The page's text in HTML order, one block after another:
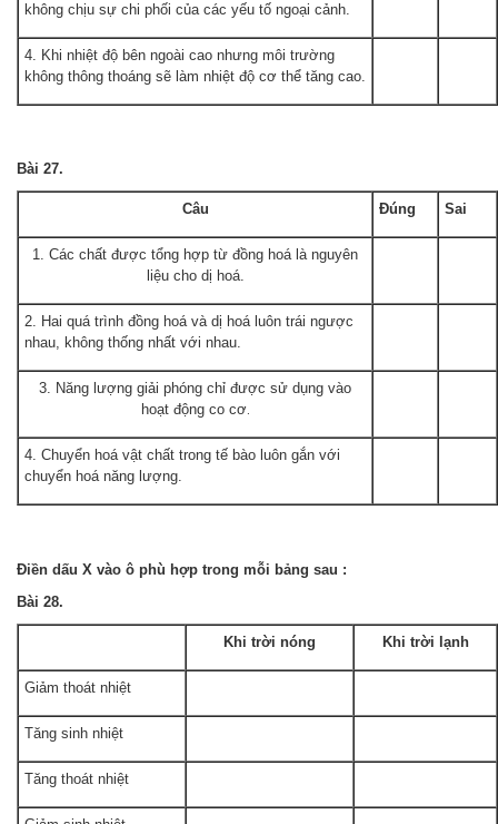
không chịu sự chi phối của các yếu tố ngoại cảnh.
4. Khi nhiệt độ bên ngoài cao nhưng môi trường
không thông thoáng sẽ làm nhiệt độ cơ thể tăng cao.
Bài 27.
Câu Đúng Sai
1. Các chất được tổng hợp từ đồng hoá là nguyên
liệu cho dị hoá.
2. Hai quá trình đồng hoá và dị hoá luôn trái ngược
nhau, không thống nhất với nhau.
3. Năng lượng giải phóng chỉ được sử dụng vào
hoạt động co cơ.
4. Chuyển hoá vật chất trong tế bào luôn gắn với
chuyển hoá năng lượng.
Điền dấu X vào ô phù hợp trong mỗi bảng sau :
Bài 28.
Khi trời nóng Khi trời lạnh
Giảm thoát nhiệt
Tăng sinh nhiệt
Tăng thoát nhiệt